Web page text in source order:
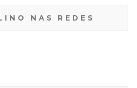
NAS REDES